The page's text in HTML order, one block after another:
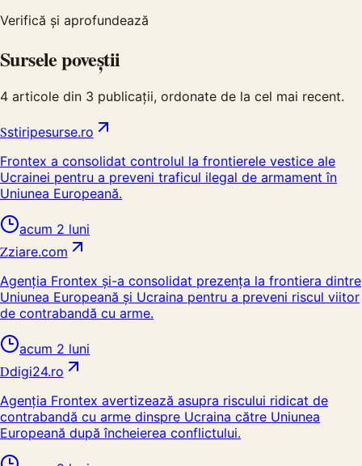
Verifică și aprofundează
Sursele poveștii
4 articole din 3 publicații, ordonate de la cel mai recent.
Sstiripesurse.ro
Frontex a consolidat controlul la frontierele vestice ale
Ucrainei pentru a preveni traficul ilegal de armament în
Uniunea Europeană.
acum 2 luni
Zziare.com
Agenția Frontex și-a consolidat prezența la frontiera dintre
Uniunea Europeană și Ucraina pentru a preveni riscul viitor
de contrabandă cu arme.
acum 2 luni
Ddigi24.ro
Agenția Frontex avertizează asupra riscului ridicat de
contrabandă cu arme dinspre Ucraina către Uniunea
Europeană după încheierea conflictului.